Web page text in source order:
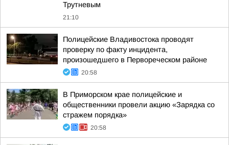
Трутневым
21:10
Полицейские Владивостока проводят
проверку по факту инцидента,
произошедшего в Первореческом районе
20:58
В Приморском крае полицейские и
общественники провели акцию «Зарядка со
стражем порядка»
20:58